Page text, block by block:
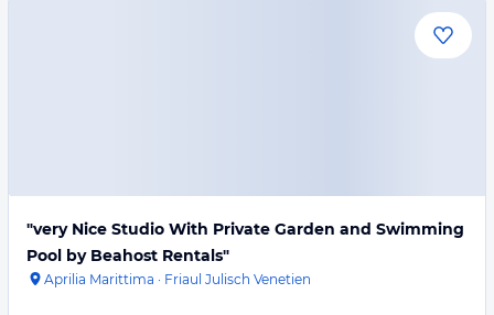
"very Nice Studio With Private Garden and Swimming
Pool by Beahost Rentals"
Aprilia Marittima · Friaul Julisch Venetien